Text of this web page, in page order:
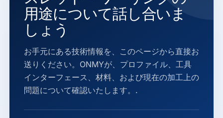
用途について話し合いま
しょう
お手元にある技術情報を、このページから直接お
送りください。ONMYが、プロファイル、工具
インターフェース、材料、および現在の加工上の
問題について確認いたします。.